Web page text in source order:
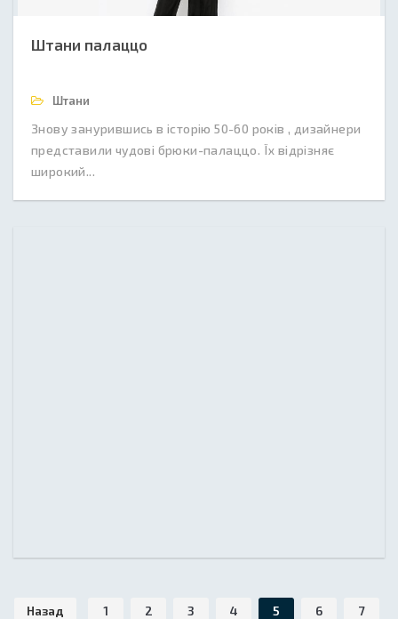
Штани палаццо
Штани
Знову занурившись в історію 50-60 років , дизайнери
представили чудові брюки-палаццо. Їх відрізняє
широкий...
Назад 1 2 3 4 5 6
7